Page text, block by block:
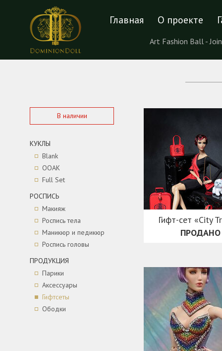
Главная О проекте
Art Fashion Ball -
В наличии
КУКЛЫ
Blank
OOAK
Full Set
РОСПИСЬ
Макияж
Роспись тела
Маникюр и педикюр
Роспись головы
ПРОДУКЦИЯ
Парики
Аксессуары
Гифтсеты
Ободки
Гифт-сет «City
ПРОДАНО